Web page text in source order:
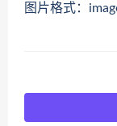
图片格式：